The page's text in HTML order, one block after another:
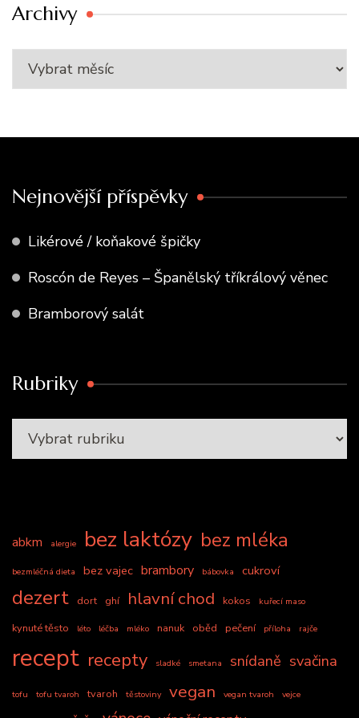
Archivy
Nejnovější příspěvky
Likérové / koňakové špičky
Roscón de Reyes – Španělský tříkrálový věnec
Bramborový salát
Rubriky
abkm alergie bez laktózy bez mléka
bezmléčná dieta bez vajec brambory bábovka cukroví
dezert dort ghí hlavní chod kokos kuřecí maso
kynuté těsto léto léčba mléko nanuk oběd pečení příloha rajče
recept recepty sladké smetana snídaně svačina
tofu tofu tvaroh tvaroh těstoviny vegan vegan tvaroh vejce